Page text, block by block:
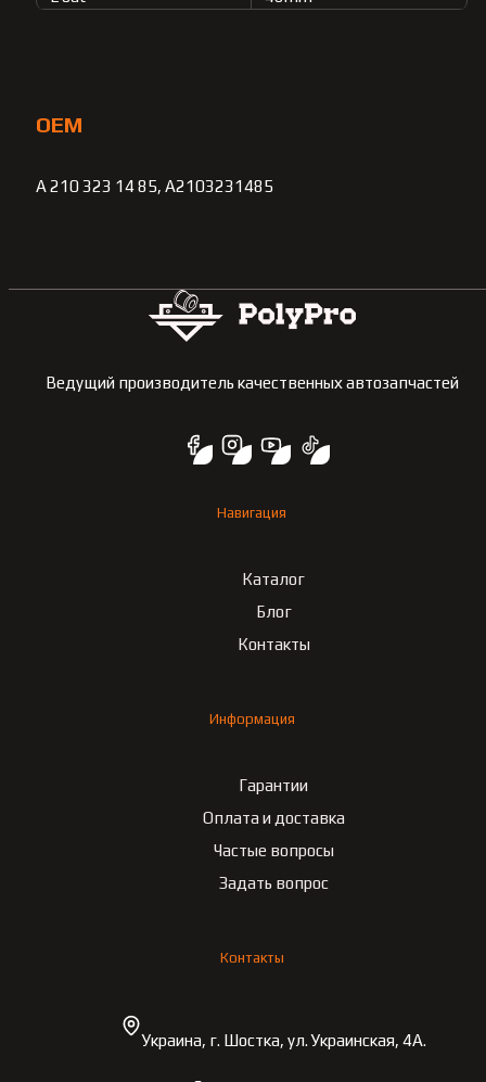
OEM
A 210 323 14 85, A2103231485
Ведущий производитель качественных автозапчастей
Навигация
Каталог
Блог
Контакты
Информация
Гарантии
Оплата и доставка
Частые вопросы
Задать вопрос
Контакты
Украина, г. Шостка, ул. Украинская, 4А.